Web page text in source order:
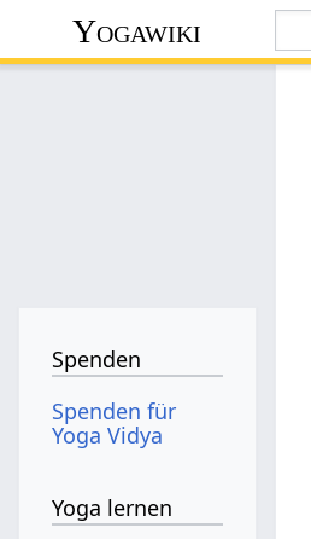
Yogawiki
Spenden
Spenden für
Yoga Vidya
Yoga lernen